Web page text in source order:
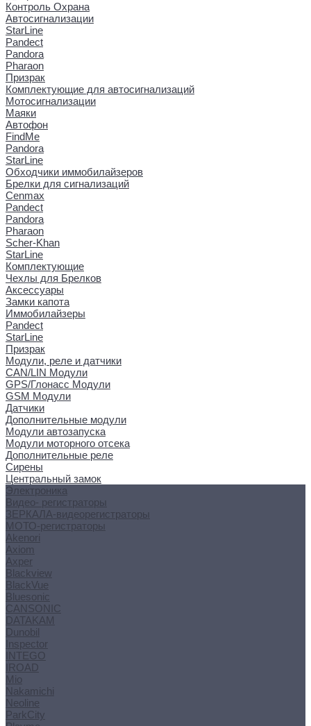
Контроль Охрана
Автосигнализации
StarLine
Pandect
Pandora
Pharaon
Призрак
Комплектующие для автосигнализаций
Мотосигнализации
Маяки
Автофон
FindMe
Pandora
StarLine
Обходчики иммобилайзеров
Брелки для сигнализаций
Cenmax
Pandect
Pandora
Pharaon
Scher-Khan
StarLine
Комплектующие
Чехлы для Брелков
Аксессуары
Замки капота
Иммобилайзеры
Pandect
StarLine
Призрак
Модули, реле и датчики
CAN/LIN Модули
GPS/Глонасс Модули
GSM Модули
Датчики
Дополнительные модули
Модули автозапуска
Модули моторного отсека
Дополнительные реле
Сирены
Центральный замок
Электроника
Видео- регистраторы
ЗЕРКАЛА-видеорегистраторы
МОТО-регистраторы
Akenori
Axiom
Axper
Blackview
BlackVue
Bluesonic
CANSONIC
DATAKAM
Dunobil
Inspector
INTEGO
IROAD
Mio
Nakamichi
Neoline
ParkCity